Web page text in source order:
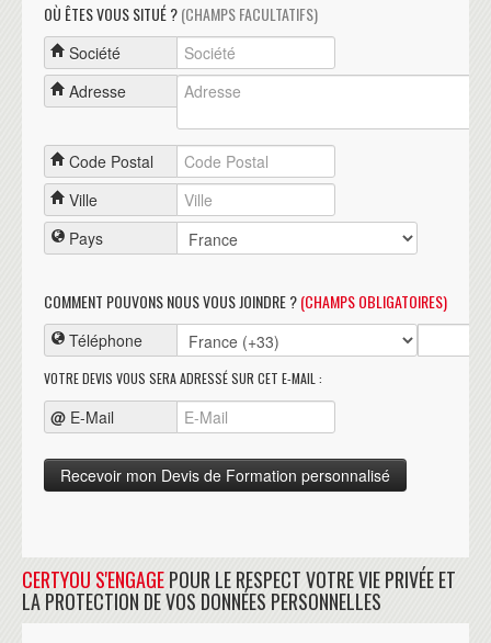
OÙ ÊTES VOUS SITUÉ ?(CHAMPS FACULTATIFS)
Société
Adresse
Code Postal
Ville
Pays
COMMENT POUVONS NOUS VOUS JOINDRE ?(CHAMPS OBLIGATOIRES)
Téléphone
VOTRE DEVIS VOUS SERA ADRESSÉ SUR CET E-MAIL :
@ E-Mail
CERTYOU S'ENGAGEPOUR LE RESPECT VOTRE VIE PRIVÉE ET
LA PROTECTION DE VOS DONNÉES PERSONNELLES